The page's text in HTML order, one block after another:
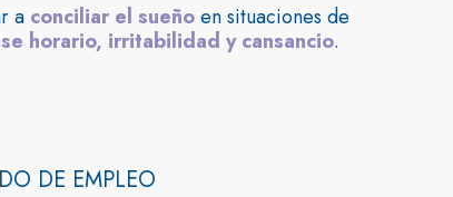
a conciliar el sueñoen situaciones de
horario, irritabilidad y cansancio.
DE EMPLEO